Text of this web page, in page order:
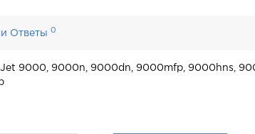
Ответы0
9000, 9000n, 9000dn, 9000mfp, 9000hns,